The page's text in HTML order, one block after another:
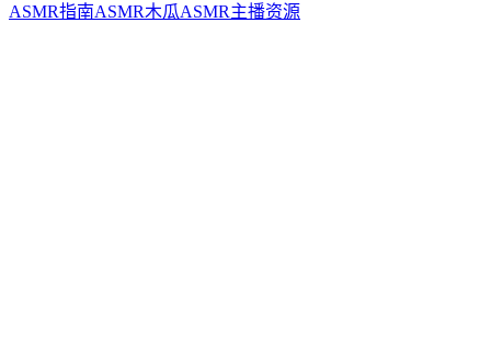
ASMR指南ASMR木瓜ASMR主播资源